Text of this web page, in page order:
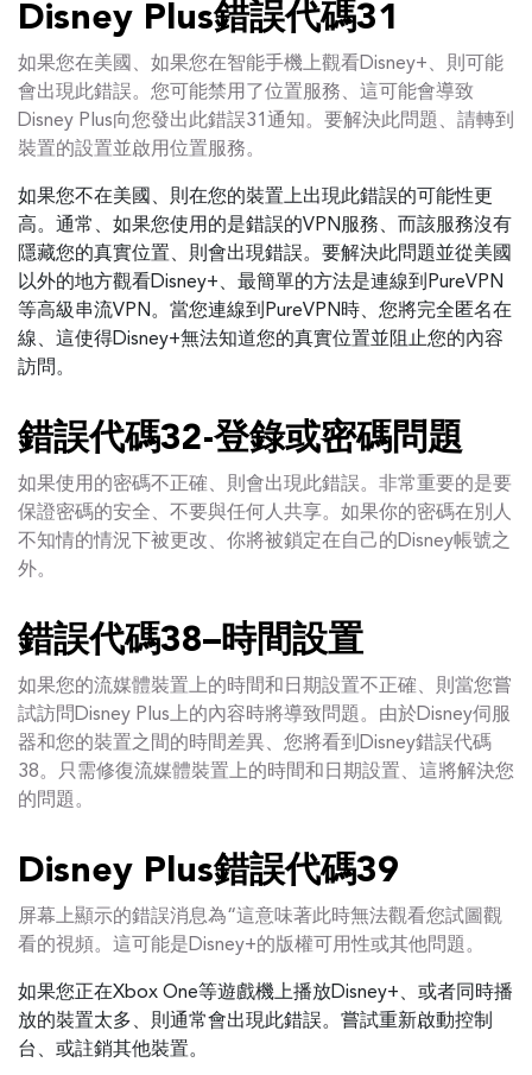
Disney Plus錯誤代碼31
如果您在美國、如果您在智能手機上觀看Disney+、則可能
會出現此錯誤。您可能禁用了位置服務、這可能會導致
Disney Plus向您發出此錯誤31通知。要解決此問題、請轉到
裝置的設置並啟用位置服務。
如果您不在美國、則在您的裝置上出現此錯誤的可能性更
高。通常、如果您使用的是錯誤的VPN服務、而該服務沒有
隱藏您的真實位置、則會出現錯誤。要解決此問題並從美國
以外的地方觀看Disney+、最簡單的方法是連線到PureVPN
等高級串流VPN。當您連線到PureVPN時、您將完全匿名在
線、這使得Disney+無法知道您的真實位置並阻止您的內容
訪問。
錯誤代碼32-登錄或密碼問題
如果使用的密碼不正確、則會出現此錯誤。非常重要的是要
保證密碼的安全、不要與任何人共享。如果你的密碼在別人
不知情的情況下被更改、你將被鎖定在自己的Disney帳號之
外。
錯誤代碼38–時間設置
如果您的流媒體裝置上的時間和日期設置不正確、則當您嘗
試訪問Disney Plus上的內容時將導致問題。由於Disney伺服
器和您的裝置之間的時間差異、您將看到Disney錯誤代碼
38。只需修復流媒體裝置上的時間和日期設置、這將解決您
的問題。
Disney Plus錯誤代碼39
屏幕上顯示的錯誤消息為“這意味著此時無法觀看您試圖觀
看的視頻。這可能是Disney+的版權可用性或其他問題。
如果您正在Xbox One等遊戲機上播放Disney+、或者同時播
放的裝置太多、則通常會出現此錯誤。嘗試重新啟動控制
台、或註銷其他裝置。